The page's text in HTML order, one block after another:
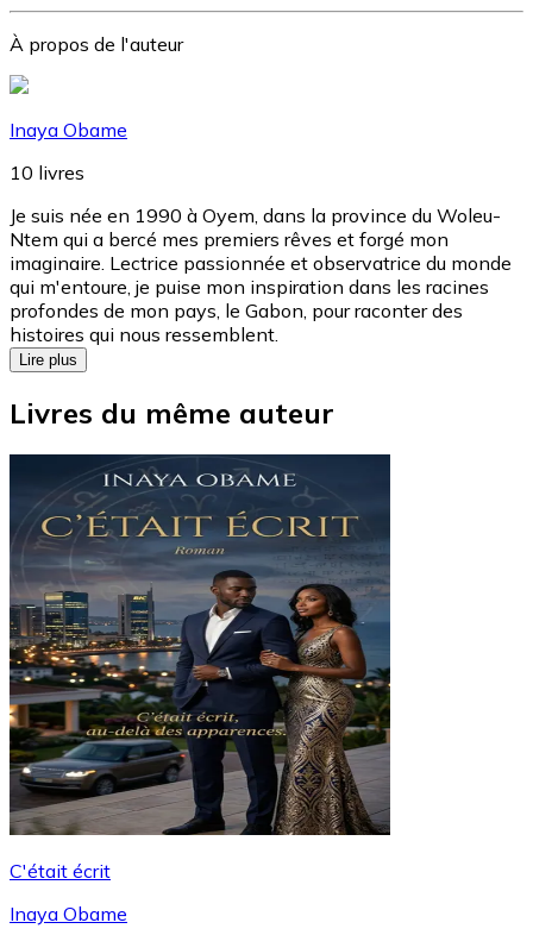
À propos de l'auteur
Inaya Obame
10 livres
Je suis née en 1990 à Oyem, dans la province du Woleu-
Ntem qui a bercé mes premiers rêves et forgé mon
imaginaire. Lectrice passionnée et observatrice du monde
qui m'entoure, je puise mon inspiration dans les racines
profondes de mon pays, le Gabon, pour raconter des
histoires qui nous ressemblent.
Lire plus
Livres du même auteur
C'était écrit
Inaya Obame